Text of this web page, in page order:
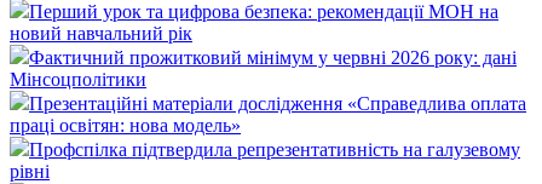
Перший урок та цифрова безпека: рекомендації МОН на
новий навчальний рік
Фактичний прожитковий мінімум у червні 2026 року: дані
Мінсоцполітики
Презентаційні матеріали дослідження «Справедлива оплата
праці освітян: нова модель»
Профспілка підтвердила репрезентативність на галузевому
рівні